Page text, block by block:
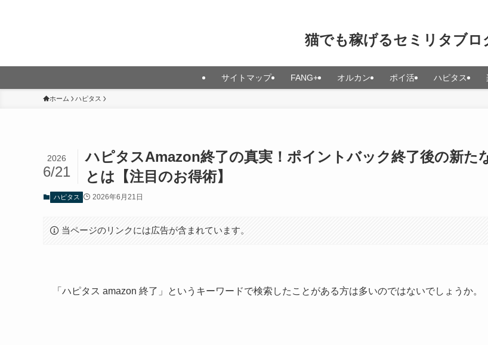
猫でも稼げるセミリタブロ
サイトマップ FANG+ オルカン ポイ活 ハピタス
ホーム ハピタス
ハピタスAmazon終了の真実！ポイントバック終了後の新た
とは【注目のお得術】
2026
6/21
ハピタス 2026年6月21日
当ページのリンクには広告が含まれています。
「ハピタス amazon 終了」というキーワードで検索したことがある方は多いのではないでしょうか。